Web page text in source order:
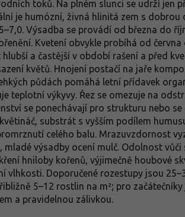
toků. Na plném slunci se udrží jen
je humózní, živná hlinitá zem s
Výsadba se provádí od března do
Kvetení obvykle probíhá od
a častější v období rašení a před
květů. Hnojení postačí na jaře
půdách pomáhá letní přídavek
teplotní výkyvy. Řez se omezuje na
se ponechávají pro strukturu nebo
substrát s vyšším podílem
celého balu. Mrazuvzdornost
mladé výsadby ocení mulč. Odolnost
hniloby kořenů, výjimečně houbové
vlhkosti. Doporučené rozestupy jsou
5–12 rostlin na m²; pro
a pravidelnou zálivkou.